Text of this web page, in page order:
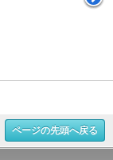
ページの先頭へ戻る